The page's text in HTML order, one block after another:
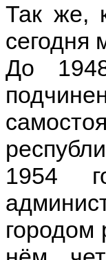
Так же,
сегодня
До
1954
городом